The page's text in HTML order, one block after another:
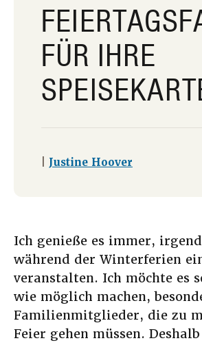
FÜR IHRE
Justine Hoover
Ich genieße es immer,
während der Winterferien
veranstalten. Ich möchte es
wie möglich machen,
Familienmitglieder, die zu
Feier gehen müssen.